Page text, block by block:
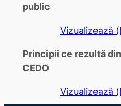
public
Vizualizează
Principii ce rezultă
CEDO
Vizualizează